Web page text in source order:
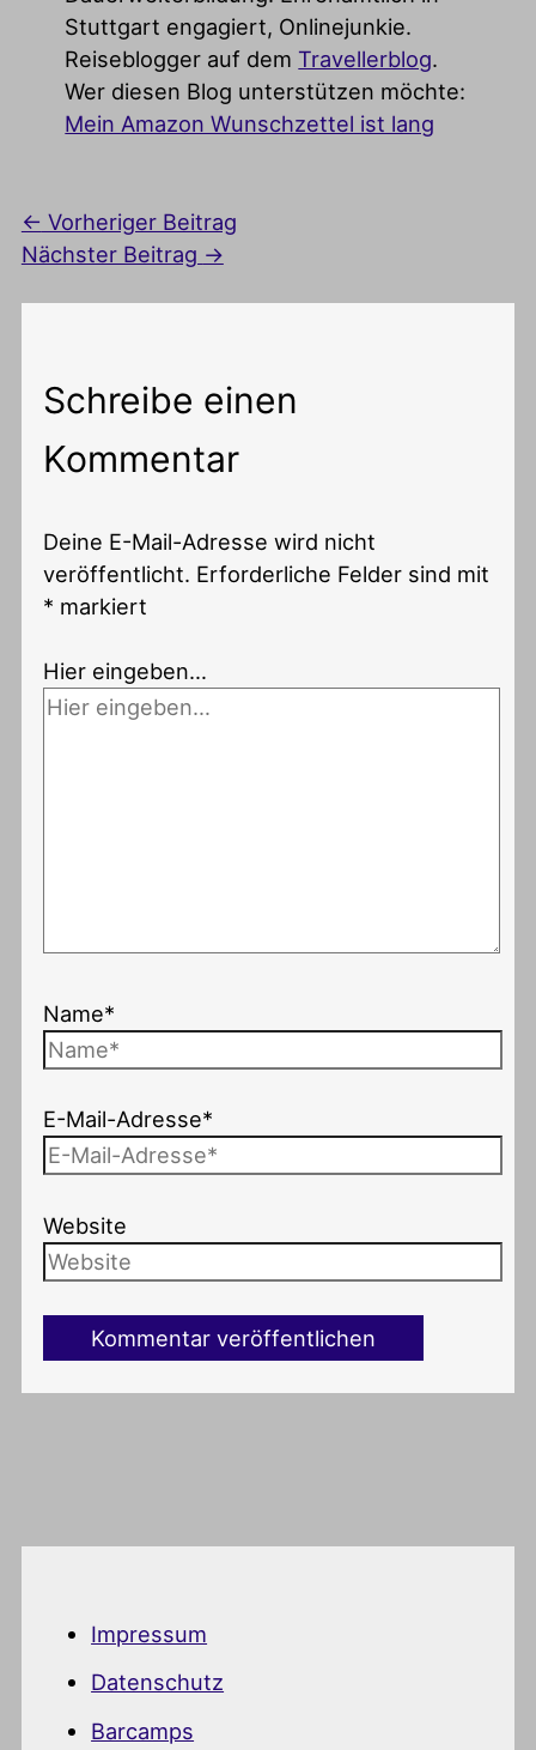
Stuttgart engagiert, Onlinejunkie.
Reiseblogger auf dem Travellerblog.
Wer diesen Blog unterstützen möchte:
Mein Amazon Wunschzettel ist lang
← Vorheriger Beitrag
Nächster Beitrag →
Schreibe einen
Kommentar
Deine E-Mail-Adresse wird nicht
veröffentlicht. Erforderliche Felder sind mit
* markiert
Hier eingeben…
Name*
E-Mail-Adresse*
Website
Impressum
Datenschutz
Barcamps